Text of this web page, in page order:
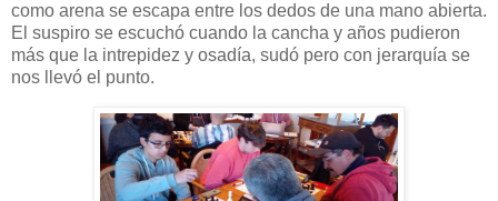
como arena se escapa entre los dedos de una mano abierta.
El suspiro se escuchó cuando la cancha y años pudieron
más que la intrepidez y osadía, sudó pero con jerarquía se
nos llevó el punto.